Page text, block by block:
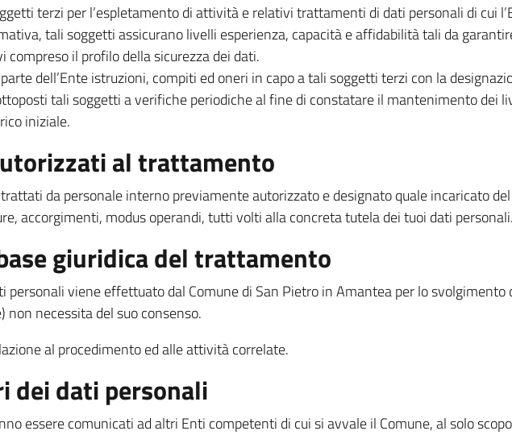
terzi per l’espletamento di attività e relativi trattamenti di dati personali di cui
tali soggetti assicurano livelli esperienza, capacità e affidabilità tali da
il profilo della sicurezza dei dati.
dell’Ente istruzioni, compiti ed oneri in capo a tali soggetti terzi con la
tali soggetti a verifiche periodiche al fine di constatare il mantenimento dei
iniziale.
al trattamento
da personale interno previamente autorizzato e designato quale incaricato
accorgimenti, modus operandi, tutti volti alla concreta tutela dei tuoi dati personali.
giuridica del trattamento
personali viene effettuato dal Comune di San Pietro in Amantea per lo
non necessita del suo consenso.
al procedimento ed alle attività correlate.
dei dati personali
essere comunicati ad altri Enti competenti di cui si avvale il Comune, al solo